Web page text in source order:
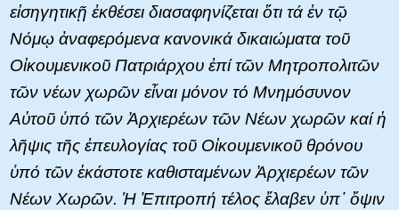
εἰσηγητικῇ ἐκθέσει διασαφηνίζεται ὅτι τά ἐν τῷ
Νόμῳ ἀναφερόμενα κανονικά δικαιώματα τοῦ
Οἰκουμενικοῦ Πατριάρχου ἐπί τῶν Μητροπολιτῶν
τῶν νέων χωρῶν εἶναι μόνον τό Μνημόσυνον
Αὐτοῦ ὑπό τῶν Ἀρχιερέων τῶν Νέων χωρῶν καί ἡ
λῆψις τῆς ἐπευλογίας τοῦ Οἰκουμενικοῦ θρόνου
ὑπό τῶν ἑκάστοτε καθισταμένων Ἀρχιερέων τῶν
Νέων Χωρῶν. Ἡ Ἐπιτροπή τέλος ἔλαβεν ὑπ᾿ ὄψιν